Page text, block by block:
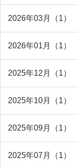
2026年03月（1）
2026年01月（1）
2025年12月（1）
2025年10月（1）
2025年09月（1）
2025年07月（1）